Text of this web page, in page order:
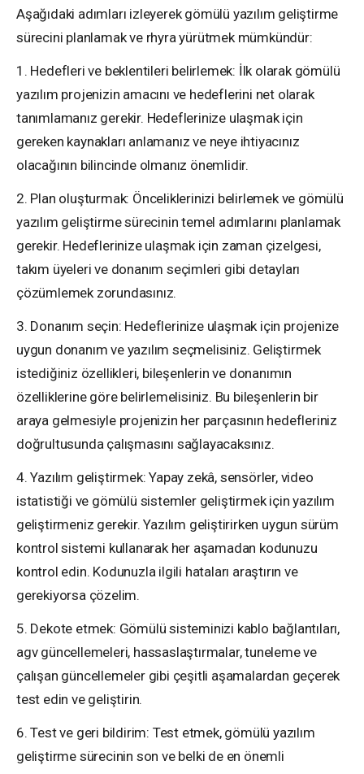
Aşağıdaki adımları izleyerek gömülü yazılım geliştirme
sürecini planlamak ve rhyra yürütmek mümkündür:
1. Hedefleri ve beklentileri belirlemek: İlk olarak gömülü
yazılım projenizin amacını ve hedeflerini net olarak
tanımlamanız gerekir. Hedeflerinize ulaşmak için
gereken kaynakları anlamanız ve neye ihtiyacınız
olacağının bilincinde olmanız önemlidir.
2. Plan oluşturmak: Önceliklerinizi belirlemek ve gömülü
yazılım geliştirme sürecinin temel adımlarını planlamak
gerekir. Hedeflerinize ulaşmak için zaman çizelgesi,
takım üyeleri ve donanım seçimleri gibi detayları
çözümlemek zorundasınız.
3. Donanım seçin: Hedeflerinize ulaşmak için projenize
uygun donanım ve yazılım seçmelisiniz. Geliştirmek
istediğiniz özellikleri, bileşenlerin ve donanımın
özelliklerine göre belirlemelisiniz. Bu bileşenlerin bir
araya gelmesiyle projenizin her parçasının hedefleriniz
doğrultusunda çalışmasını sağlayacaksınız.
4. Yazılım geliştirmek: Yapay zekâ, sensörler, video
istatistiği ve gömülü sistemler geliştirmek için yazılım
geliştirmeniz gerekir. Yazılım geliştirirken uygun sürüm
kontrol sistemi kullanarak her aşamadan kodunuzu
kontrol edin. Kodunuzla ilgili hataları araştırın ve
gerekiyorsa çözelim.
5. Dekote etmek: Gömülü sisteminizi kablo bağlantıları,
agv güncellemeleri, hassaslaştırmalar, tuneleme ve
çalışan güncellemeler gibi çeşitli aşamalardan geçerek
test edin ve geliştirin.
6. Test ve geri bildirim: Test etmek, gömülü yazılım
geliştirme sürecinin son ve belki de en önemli